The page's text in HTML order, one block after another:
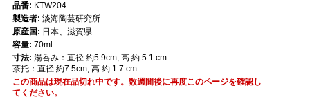
品番: KTW204
製造者: 淡海陶芸研究所
原産国: 日本、滋賀県
容量: 70ml
寸法: 湯呑み：直径:約5.9cm, 高:約 5.1 cm
茶托：直径:約7.5cm, 高:約 1.7 cm
この商品は現在品切れ中です。数週間後に再度このページを確認し
てください。